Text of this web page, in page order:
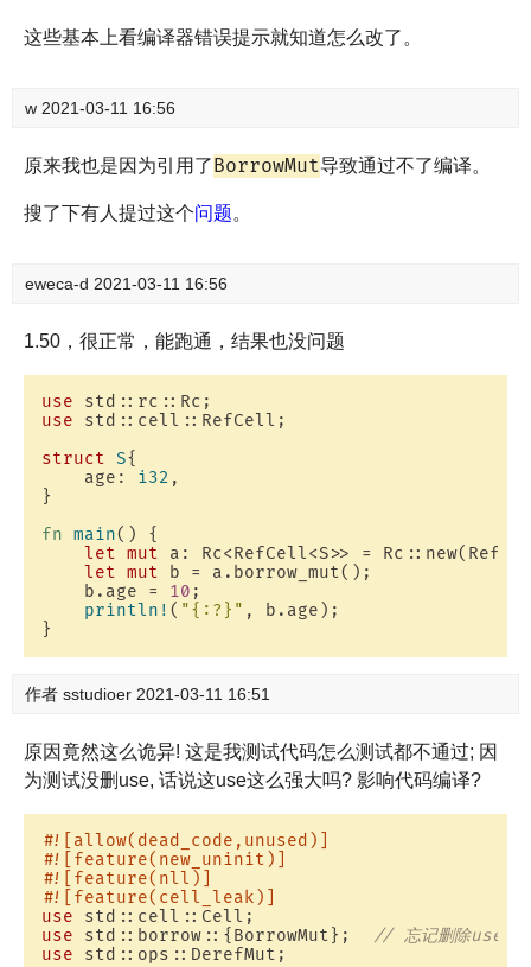
这些基本上看编译器错误提示就知道怎么改了。
w 2021-03-11 16:56
原来我也是因为引用了BorrowMut导致通过不了编译。
搜了下有人提过这个问题。
eweca-d 2021-03-11 16:56
1.50，很正常，能跑通，结果也没问题
use
use std::cell::RefCell;
struct S{
    age:
i32 ,
}
fn main() {
let mut a: Rc<RefCell<S>> =
let mut b = a.borrow_mut();
    b.age =
10 ;
println! ( "{:?}" , b.age);
作者 sstudioer 2021-03-11 16:51
原因竟然这么诡异! 这是我测试代码怎么测试都不通过; 因
为测试没删use, 话说这use这么强大吗? 影响代码编译?
#![allow(dead_code,unused)]
#![feature(new_uninit)]
#![feature(nll)]
#![feature(cell_leak)]
use
use std::borrow::{BorrowMut};
// 忘记删除use?!
use std::ops::DerefMut;